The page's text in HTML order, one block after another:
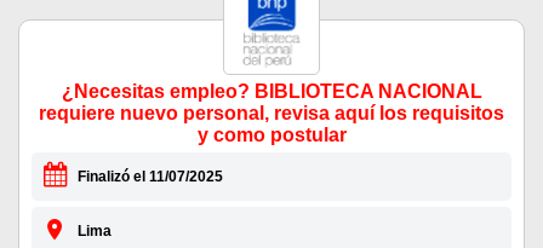
¿Necesitas empleo? BIBLIOTECA NACIONAL
requiere nuevo personal, revisa aquí los requisitos
y como postular
Finalizó el 11/07/2025
Lima